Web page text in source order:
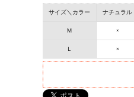
サイズ＼カラー ナチュラル
Ｍ ×
Ｌ ×